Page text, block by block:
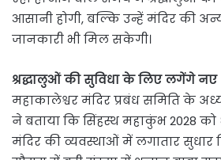
आसानी होगी, बल्कि उन्हें मंदिर की
जानकारी भी मिल सकेगी।
श्रद्धालुओं की सुविधा के लिए लगेंगे नए
महाकालेश्वर मंदिर प्रबंध समिति के
ने बताया कि सिंहस्थ महाकुंभ 2028
मंदिर की व्यवस्थाओं में लगातार सुधार